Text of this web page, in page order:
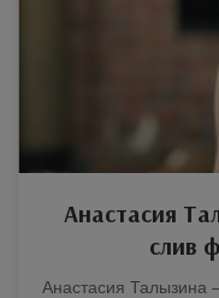
Анастасия
слив
Анастасия Талызина